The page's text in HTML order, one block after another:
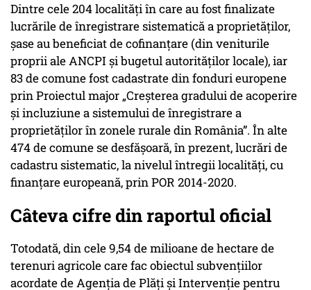
Dintre cele 204 localități în care au fost finalizate
lucrările de înregistrare sistematică a proprietăților,
șase au beneficiat de cofinanțare (din veniturile
proprii ale ANCPI și bugetul autorităților locale), iar
83 de comune fost cadastrate din fonduri europene
prin Proiectul major „Creșterea gradului de acoperire
și incluziune a sistemului de înregistrare a
proprietăților în zonele rurale din România”. În alte
474 de comune se desfășoară, în prezent, lucrări de
cadastru sistematic, la nivelul întregii localități, cu
finanțare europeană, prin POR 2014-2020.
Câteva cifre din raportul oficial
Totodată, din cele 9,54 de milioane de hectare de
terenuri agricole care fac obiectul subvențiilor
acordate de Agenția de Plăți și Intervenție pentru